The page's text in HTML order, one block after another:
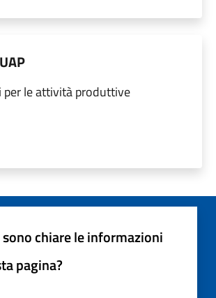
le attività produttive
chiare le informazioni
pagina?